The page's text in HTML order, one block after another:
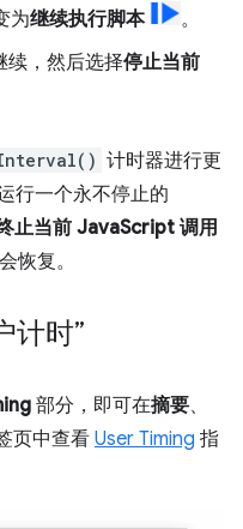
为继续执行脚本
。
，然后选择停止当前
计时器进行更
行一个永不停止的
止当前 JavaScript 调用
恢复。
计时”
部分，即可在摘要、
页中查看 User Timing 指